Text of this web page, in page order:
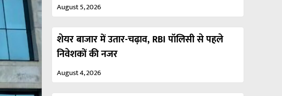
August 5, 2026
शेयर बाजार में उतार-चढ़ाव, RBI पॉलिसी से पहले
निवेशकों की नजर
August 4, 2026